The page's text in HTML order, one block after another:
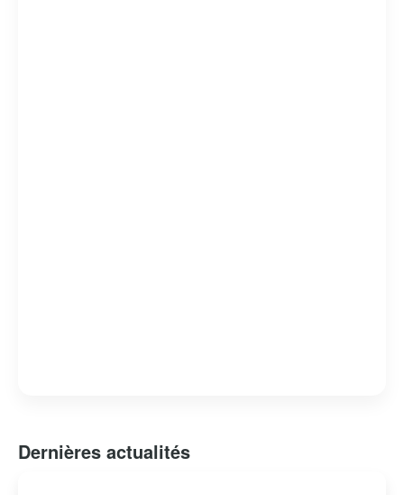
Dernières actualités